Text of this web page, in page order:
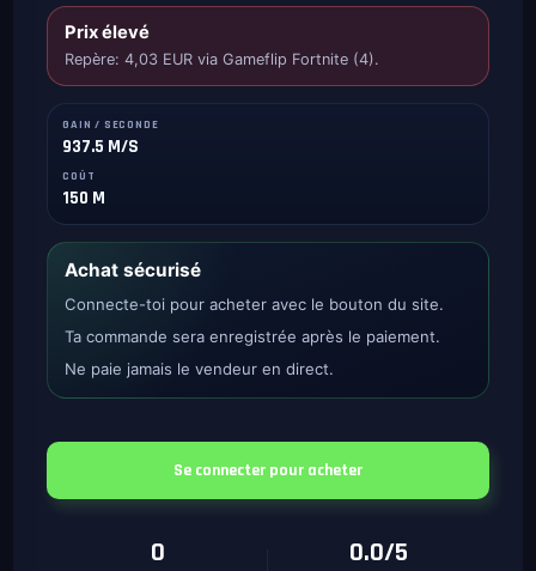
Prix élevé
Repère: 4,03 EUR via Gameflip Fortnite (4).
GAIN / SECONDE
937.5 M/S
COÛT
150 M
Achat sécurisé
Connecte-toi pour acheter avec le bouton du site.
Ta commande sera enregistrée après le paiement.
Ne paie jamais le vendeur en direct.
Se connecter pour acheter
0 0.0/5